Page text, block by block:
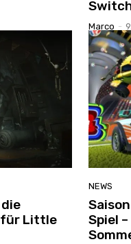
Marco -
für Little
NEWS
Spiel